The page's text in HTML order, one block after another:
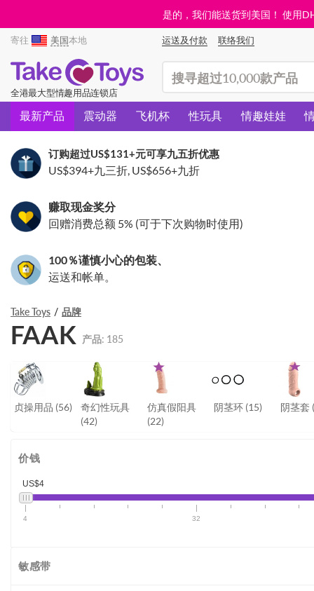
是的，我们能送货到美国！ 使用
寄往 美国本地 运送及付款 联络我们
全港最大型情趣用品连锁店
最新产品 震动器 飞机杯 性玩具 情趣娃娃
订购超过US$131+元可享九五折优惠
US$394+九三折, US$656+九折
赚取现金奖分
回赠消费总额 5% (可于下次购物时使用)
100％谨慎小心的包装、
运送和帐单。
Take Toys 品牌
FAAK 产品: 185
贞操用品 (56)
奇幻性玩具
(42)
仿真假阳具
(22)
阴茎环 (15) 阴茎套
价钱
US$4
4 32
敏感带